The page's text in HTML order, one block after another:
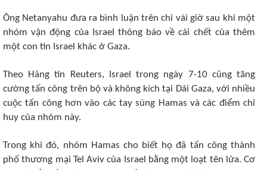
Ông Netanyahu đưa ra bình luận trên chỉ vài giờ sau khi một
nhóm vận động của Israel thông báo về cái chết của thêm
một con tin Israel khác ở Gaza.
Theo Hãng tin Reuters, Israel trong ngày 7-10 cũng tăng
cường tấn công trên bộ và không kích tại Dải Gaza, với nhiều
cuộc tấn công hơn vào các tay súng Hamas và các điểm chỉ
huy của nhóm này.
Trong khi đó, nhóm Hamas cho biết họ đã tấn công thành
phố thương mại Tel Aviv của Israel bằng một loạt tên lửa. Cơ